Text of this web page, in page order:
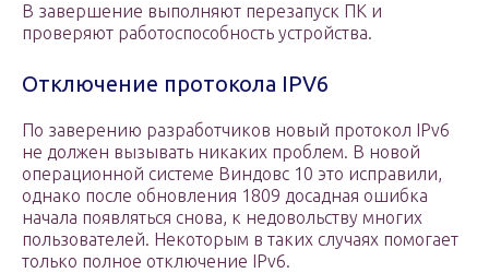
В завершение выполняют перезапуск ПК и
проверяют работоспособность устройства.
Отключение протокола IPV6
По заверению разработчиков новый протокол IPv6
не должен вызывать никаких проблем. В новой
операционной системе Виндовс 10 это исправили,
однако после обновления 1809 досадная ошибка
начала появляться снова, к недовольству многих
пользователей. Некоторым в таких случаях помогает
только полное отключение IPv6.